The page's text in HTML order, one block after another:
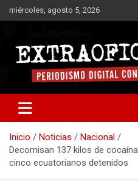
Saltar
al
miércoles, agosto 5, 2026
Extraoficial
Inicio Noticias
Nacional
Decomisan 137 kilos de
cinco ecuatorianos detenidos